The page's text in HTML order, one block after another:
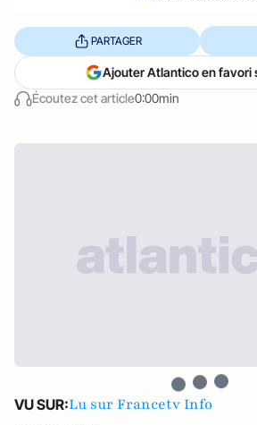
Écoutez cet article0:00min
PARTAGER
Ajouter Atlantico en favori
VU SUR:Lu sur Francetv Info